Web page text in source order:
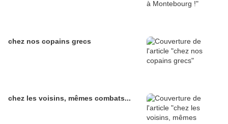
chez nos copains grecs
chez les voisins, mêmes combats...